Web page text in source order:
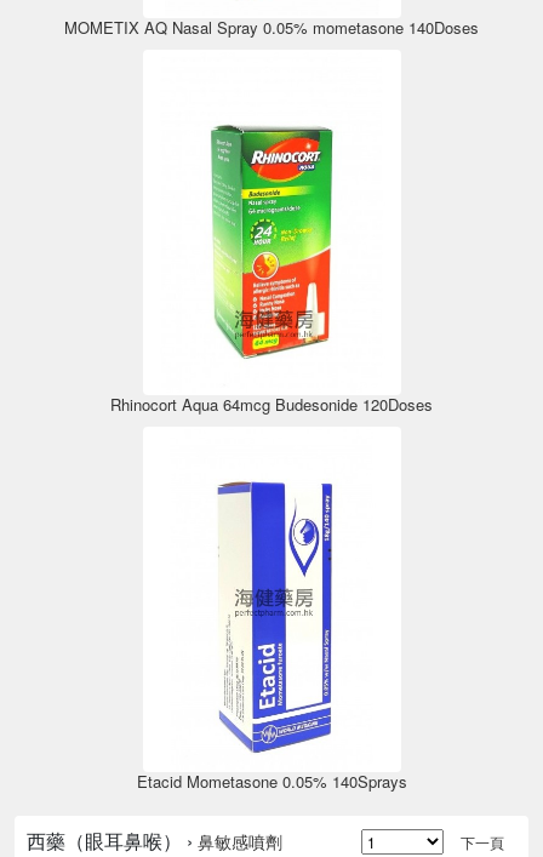
MOMETIX AQ Nasal Spray 0.05% mometasone 140Doses
Rhinocort Aqua 64mcg Budesonide 120Doses
Etacid Mometasone 0.05% 140Sprays
西藥（眼耳鼻喉） › 鼻敏感噴劑 下一頁